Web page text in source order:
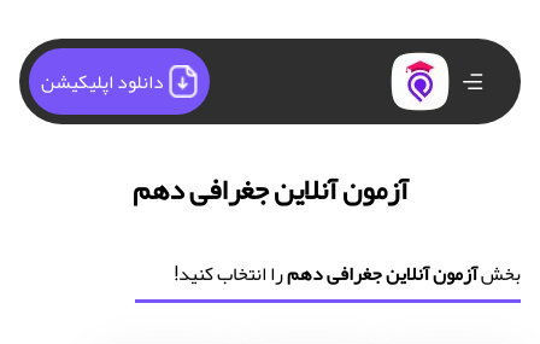
دانلود اپلیکیشن
آزمون آنلاین جغرافی دهم
بخشآزمون آنلاین جغرافی دهمرا انتخاب کنید!